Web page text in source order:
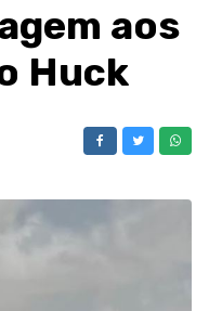
aos
Huck